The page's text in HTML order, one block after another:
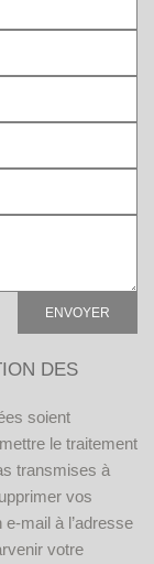
DES
soient
le traitement
transmises à
vos
mail à l’adresse
votre